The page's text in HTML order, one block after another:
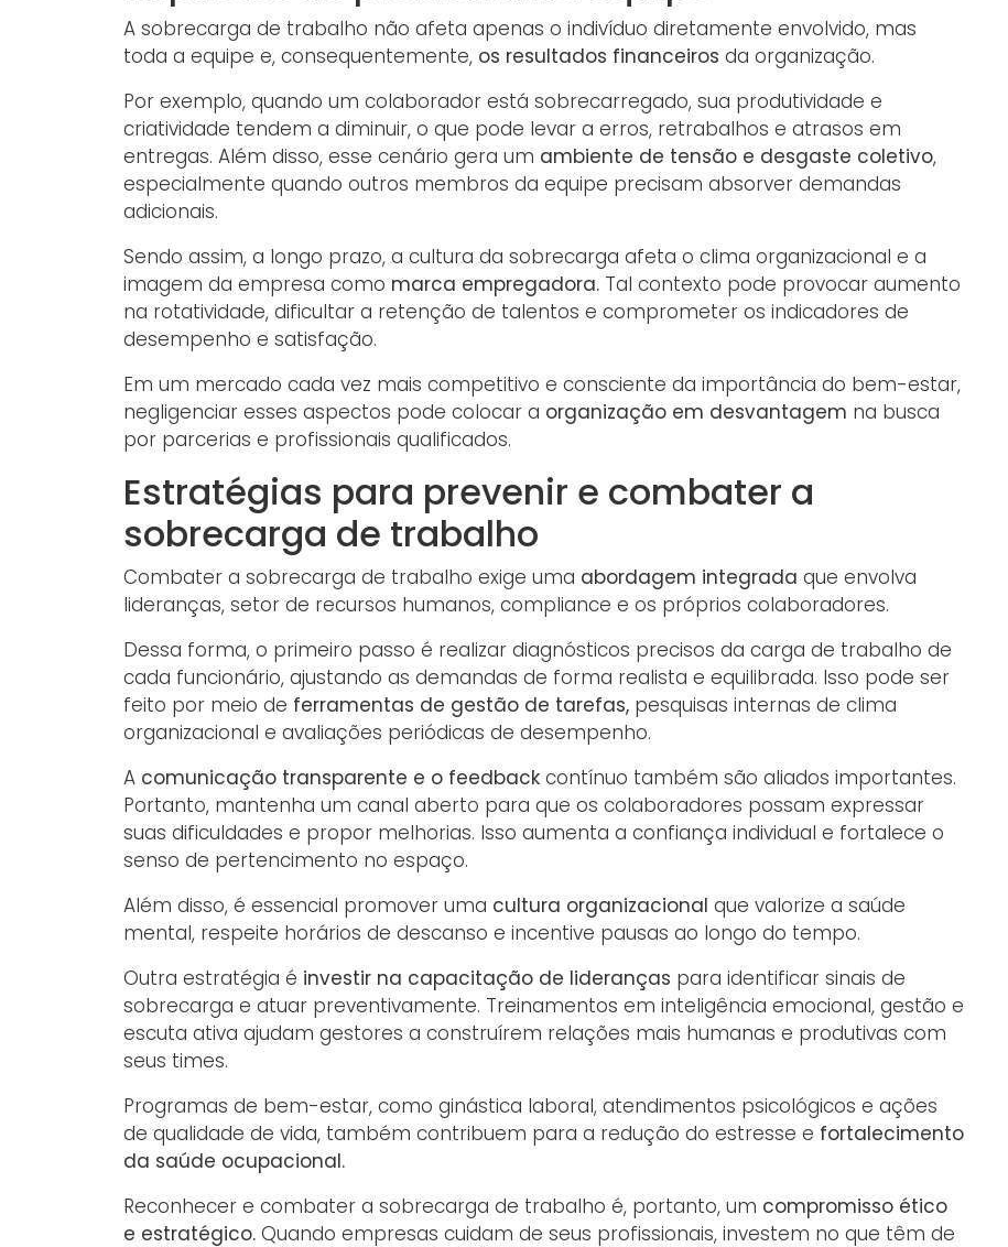
A sobrecarga de trabalho não afeta apenas o indivíduo diretamente envolvido, mas
toda a equipe e, consequentemente, os resultados financeiros da organização.
Por exemplo, quando um colaborador está sobrecarregado, sua produtividade e
criatividade tendem a diminuir, o que pode levar a erros, retrabalhos e atrasos em
entregas. Além disso, esse cenário gera um ambiente de tensão e desgaste coletivo,
especialmente quando outros membros da equipe precisam absorver demandas
adicionais.
Sendo assim, a longo prazo, a cultura da sobrecarga afeta o clima organizacional e a
imagem da empresa como marca empregadora. Tal contexto pode provocar aumento
na rotatividade, dificultar a retenção de talentos e comprometer os indicadores de
desempenho e satisfação.
Em um mercado cada vez mais competitivo e consciente da importância do bem-estar,
negligenciar esses aspectos pode colocar a organização em desvantagem na busca
por parcerias e profissionais qualificados.
Estratégias para prevenir e combater a
sobrecarga de trabalho
Combater a sobrecarga de trabalho exige uma abordagem integrada que envolva
lideranças, setor de recursos humanos, compliance e os próprios colaboradores.
Dessa forma, o primeiro passo é realizar diagnósticos precisos da carga de trabalho de
cada funcionário, ajustando as demandas de forma realista e equilibrada. Isso pode ser
feito por meio de ferramentas de gestão de tarefas, pesquisas internas de clima
organizacional e avaliações periódicas de desempenho.
A comunicação transparente e o feedback contínuo também são aliados importantes.
Portanto, mantenha um canal aberto para que os colaboradores possam expressar
suas dificuldades e propor melhorias. Isso aumenta a confiança individual e fortalece o
senso de pertencimento no espaço.
Além disso, é essencial promover uma cultura organizacional que valorize a saúde
mental, respeite horários de descanso e incentive pausas ao longo do tempo.
Outra estratégia é investir na capacitação de lideranças para identificar sinais de
sobrecarga e atuar preventivamente. Treinamentos em inteligência emocional, gestão e
escuta ativa ajudam gestores a construírem relações mais humanas e produtivas com
seus times.
Programas de bem-estar, como ginástica laboral, atendimentos psicológicos e ações
de qualidade de vida, também contribuem para a redução do estresse e fortalecimento
da saúde ocupacional.
Reconhecer e combater a sobrecarga de trabalho é, portanto, um compromisso ético
e estratégico. Quando empresas cuidam de seus profissionais, investem no que têm de